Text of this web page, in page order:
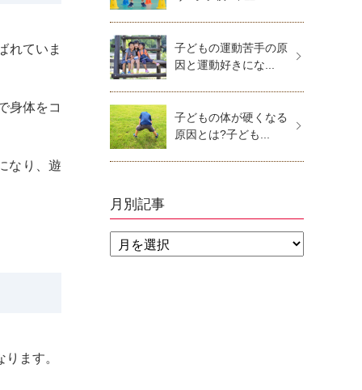
れていま
身体をコ
なり、遊
ます。
子どもの運動苦手の原
因と運動好きにな...
子どもの体が硬くなる
原因とは?子ども...
月別記事